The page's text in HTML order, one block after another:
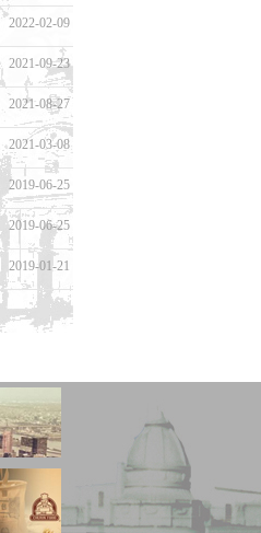
直街319
人力资源
2022-02-09
2021-09-23
2021-08-27
2021-03-08
2019-06-25
2019-06-25
2019-01-21